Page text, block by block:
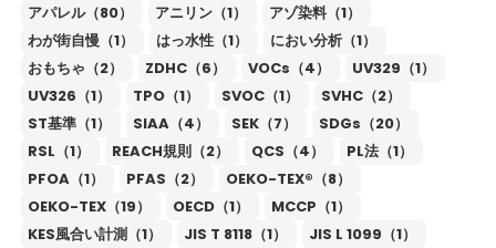
アパレル（80）
アニリン（1）
アゾ染料（1）
わが街自慢（1）
はっ水性（1）
におい分析（1）
おもちゃ（2）
ZDHC（6） VOCs（4）
UV329（1）
UV326（1）
TPO（1） SVOC（1）
SVHC（2）
ST基準（1）
SIAA（4） SEK（7）
SDGs（20）
RSL（1）
REACH規則（2） QCS（4）
PL法（1）
PFOA（1）
PFAS（2）
OEKO-TEX®（8）
OEKO-TEX（19）
OECD（1）
MCCP（1）
KES風合い計測（1）
JIS T 8118（1）
JIS L 1099（1）